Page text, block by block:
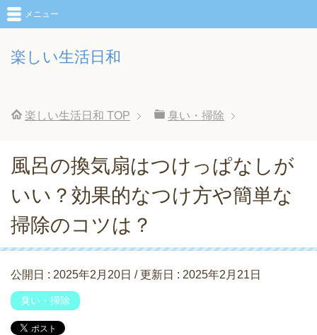
楽しい生活日和
メニュー
楽しい生活日和 TOP 臭い・掃除
風呂の換気扇はつけっぱなしが
いい？効果的なつけ方や簡単な
掃除のコツは？
公開日 : 2025年2月20日 / 更新日 : 2025年2月21日
臭い・掃除